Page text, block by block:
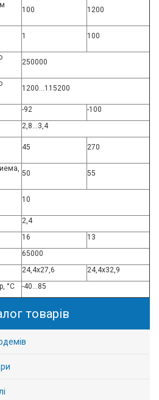
100 1200
1 100
250000
1200…115200
-92
-100
2,8…3,4
45 270
50 55
10
2,4
16
13
65000
24,4х27,6
24,4х32,9
°С
-40…85
товарів